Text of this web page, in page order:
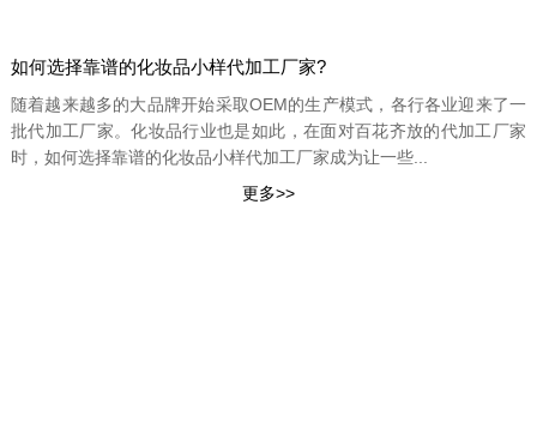
如何选择靠谱的化妆品小样代加工厂家?
随着越来越多的大品牌开始采取OEM的生产模式，各行各业迎来了一
批代加工厂家。化妆品行业也是如此，在面对百花齐放的代加工厂家
时，如何选择靠谱的化妆品小样代加工厂家成为让一些...